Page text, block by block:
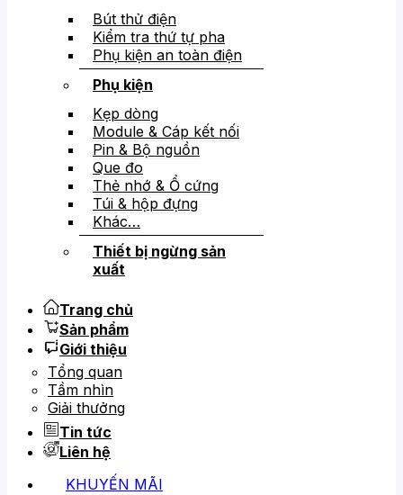
Bút thử điện
Kiểm tra thứ tự pha
Phụ kiện an toàn điện
Phụ kiện
Kẹp dòng
Module & Cáp kết nối
Pin & Bộ nguồn
Que đo
Thẻ nhớ & Ổ cứng
Túi & hộp đựng
Khác…
Thiết bị ngừng sản
xuất
Trang chủ
Sản phẩm
Giới thiệu
Tổng quan
Tầm nhìn
Giải thưởng
Tin tức
Liên hệ
KHUYẾN MÃI